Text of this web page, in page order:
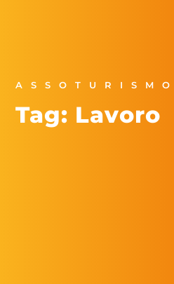
ASSOTURISMO
Tag: Lavoro